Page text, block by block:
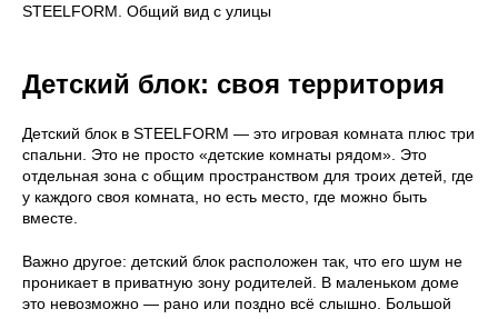
STEELFORM. Общий вид с улицы
Детский блок: своя территория
Детский блок в STEELFORM — это игровая комната плюс три
спальни. Это не просто «детские комнаты рядом». Это
отдельная зона с общим пространством для троих детей, где
у каждого своя комната, но есть место, где можно быть
вместе.
Важно другое: детский блок расположен так, что его шум не
проникает в приватную зону родителей. В маленьком доме
это невозможно — рано или поздно всё слышно. Большой